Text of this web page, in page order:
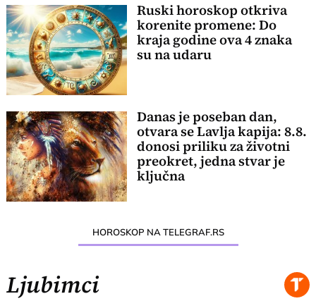
Ruski horoskop otkriva
korenite promene: Do
kraja godine ova 4 znaka
su na udaru
Danas je poseban dan,
otvara se Lavlja kapija: 8.8.
donosi priliku za životni
preokret, jedna stvar je
ključna
HOROSKOP NA TELEGRAF.RS
Ljubimci